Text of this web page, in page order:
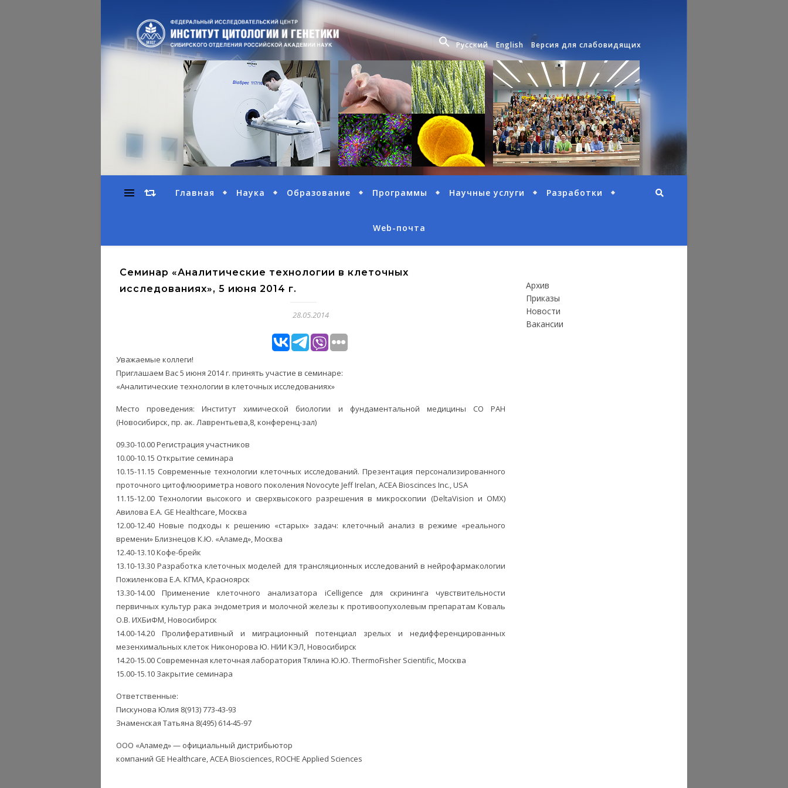
Русский English Версия для слабовидящих
Главная Наука Образование Программы Научные услуги Разработки
Web-почта
Семинар «Аналитические технологии в клеточных
исследованиях», 5 июня 2014 г.
28.05.2014
Уважаемые коллеги!
Приглашаем Вас 5 июня 2014 г. принять участие в семинаре:
«Аналитические технологии в клеточных исследованиях»
Место проведения: Институт химической биологии и фундаментальной медицины СО РАН
(Новосибирск, пр. ак. Лаврентьева,8, конференц-зал)
09.30-10.00 Регистрация участников
10.00-10.15 Открытие семинара
10.15-11.15 Современные технологии клеточных исследований. Презентация персонализированного
проточного цитофлюориметра нового поколения Novocyte Jeff Irelan, ACEA Bioscinces Inc., USA
11.15-12.00 Технологии высокого и сверхвысокого разрешения в микроскопии (DeltaVision и OMX)
Авилова Е.А. GE Healthcare, Москва
12.00-12.40 Новые подходы к решению «старых» задач: клеточный анализ в режиме «реального
времени» Близнецов К.Ю. «Аламед», Москва
12.40-13.10 Кофе-брейк
13.10-13.30 Разработка клеточных моделей для трансляционных исследований в нейрофармакологии
Пожиленкова Е.А. КГМА, Красноярск
13.30-14.00 Применение клеточного анализатора iCelligence для скрининга чувствительности
первичных культур рака эндометрия и молочной железы к противоопухолевым препаратам Коваль
О.В. ИХБиФМ, Новосибирск
14.00-14.20 Пролиферативный и миграционный потенциал зрелых и недифференцированных
мезенхимальных клеток Никонорова Ю. НИИ КЭЛ, Новосибирск
14.20-15.00 Современная клеточная лаборатория Тялина Ю.Ю. ThermoFisher Scientific, Москва
15.00-15.10 Закрытие семинара
Ответственные:
Пискунова Юлия 8(913) 773-43-93
Знаменская Татьяна 8(495) 614-45-97
ООО «Аламед» — официальный дистрибьютор
компаний GE Healthcare, ACEA Biosciences, ROCHE Applied Sciences
Архив
Приказы
Новости
Вакансии